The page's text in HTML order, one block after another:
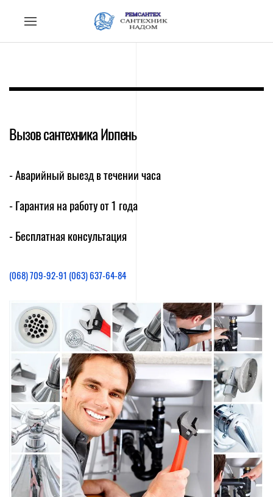
Вызов сантехника Ирпень
- Аварийный выезд в течении часа
- Гарантия на работу от 1 года
- Бесплатная консультация
(068) 709-92-91 (063) 637-64-84